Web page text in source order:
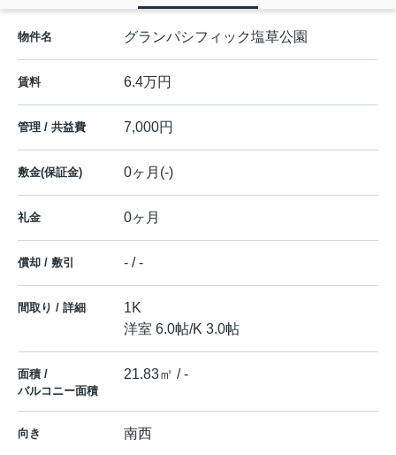
物件名 グランパシフィック塩草公園
賃料 6.4万円
管理 / 共益費 7,000円
敷金(保証金) 0ヶ月(-)
礼金 0ヶ月
償却 / 敷引 - / -
間取り / 詳細
1K
洋室 6.0帖/K 3.0帖
面積 /
バルコニー面積
21.83㎡ / -
向き 南西